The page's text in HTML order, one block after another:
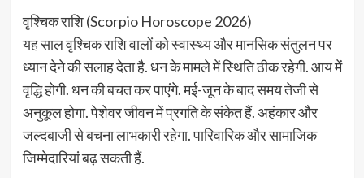
वृश्चिक राशि (Scorpio Horoscope 2026)
यह साल वृश्चिक राशि वालों को स्वास्थ्य और मानसिक संतुलन पर
ध्यान देने की सलाह देता है. धन के मामले में स्थिति ठीक रहेगी. आय में
वृद्धि होगी. धन की बचत कर पाएंगे. मई-जून के बाद समय तेजी से
अनुकूल होगा. पेशेवर जीवन में प्रगति के संकेत हैं. अहंकार और
जल्दबाजी से बचना लाभकारी रहेगा. पारिवारिक और सामाजिक
जिम्मेदारियां बढ़ सकती हैं.